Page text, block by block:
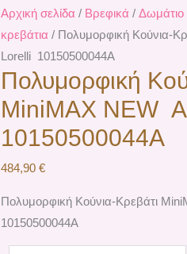
Αρχική σελίδα / Βρεφικά / Δωμάτιο
κρεβάτια / Πολυμορφική Κούνια-
Lorelli 10150500044A
Πολυμορφική
ΜiniMAX NEW
10150500044A
484,90 €
Πολυμορφική Κούνια-Κρεβάτι
10150500044A